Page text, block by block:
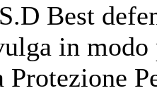
Best
in
Protezione